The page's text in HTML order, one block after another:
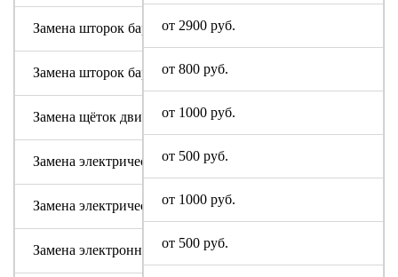
от 2900 руб.
от 800 руб.
от 1000 руб.
от 500 руб.
от 1000 руб.
от 500 руб.
Замена шторок барабана (для машин с вертикальной
Замена шторок барабана с разбором бака (для машин с
Замена щёток двигателя
Замена электрического модуля на новый
Замена электрического шнура
Замена электронного модуля